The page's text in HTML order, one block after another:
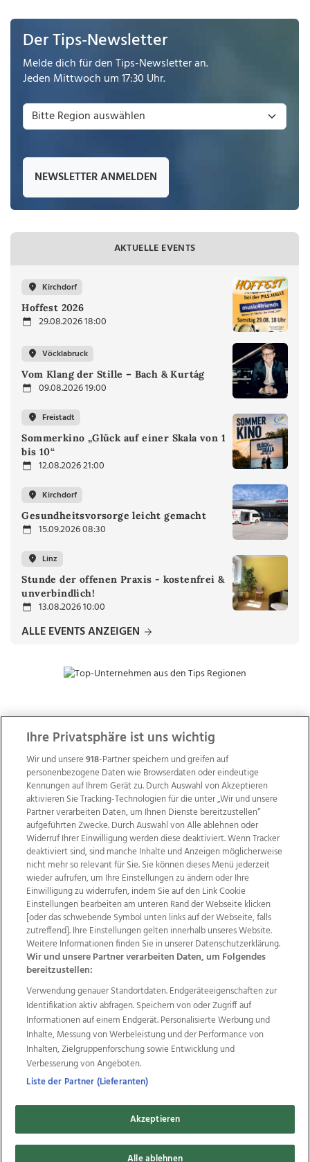
Der Tips-Newsletter
Melde dich für den Tips-Newsletter an.
Jeden Mittwoch um 17:30 Uhr.
NEWSLETTER ANMELDEN
AKTUELLE EVENTS
Kirchdorf
Hoffest 2026
29.08.2026 18:00
Vöcklabruck
Vom Klang der Stille – Bach & Kurtág
09.08.2026 19:00
Freistadt
Sommerkino „Glück auf einer Skala von 1
bis 10“
12.08.2026 21:00
Kirchdorf
Gesundheitsvorsorge leicht gemacht
15.09.2026 08:30
Linz
Stunde der offenen Praxis - kostenfrei &
unverbindlich!
13.08.2026 10:00
ALLE EVENTS ANZEIGEN
ZUR NACHRICHTENÜBERSICHT
Wir über uns Mediadaten Kontakt
Jobs
Datenschutz
Impressum
AGB Anzeigekunden
AGB Website
Ehrenkodex Politische Werbung
Weitere Angebote des Medienhauses Wimmer
TV1 di-mog-i.at OÖNow
Ischler Woche
Life Radio
OÖNachrichten
OÖN Immobilien
OÖN Karriere
OÖN Reise
Promenaden Galerien
Regionaljobs
wasistlos.at
Copyrights © 2026 Tips Zeitungs GmbH & Co KG
Ihre Privatsphäre ist uns wichtig
Wir und unsere918-Partner speichern und greifen auf
personenbezogene Daten wie Browserdaten oder eindeutige
Kennungen auf Ihrem Gerät zu. Durch Auswahl von Akzeptieren
aktivieren Sie Tracking-Technologien für die unter „Wir und unsere
Partner verarbeiten Daten, um Ihnen Dienste bereitzustellen“
aufgeführten Zwecke. Durch Auswahl von Alle ablehnen oder
Widerruf Ihrer Einwilligung werden diese deaktiviert. Wenn Tracker
deaktiviert sind, sind manche Inhalte und Anzeigen möglicherweise
nicht mehr so relevant für Sie. Sie können dieses Menü jederzeit
wieder aufrufen, um Ihre Einstellungen zu ändern oder Ihre
Einwilligung zu widerrufen, indem Sie auf den Link Cookie
Einstellungen bearbeiten am unteren Rand der Webseite klicken
[oder das schwebende Symbol unten links auf der Webseite, falls
zutreffend]. Ihre Einstellungen gelten innerhalb unseres Website.
Weitere Informationen finden Sie in unserer Datenschutzerklärung.
Wir und unsere Partner verarbeiten Daten, um Folgendes
bereitzustellen:
Verwendung genauer Standortdaten. Endgeräteeigenschaften zur
Identifikation aktiv abfragen. Speichern von oder Zugriff auf
Informationen auf einem Endgerät. Personalisierte Werbung und
Inhalte, Messung von Werbeleistung und der Performance von
Inhalten, Zielgruppenforschung sowie Entwicklung und
Verbesserung von Angeboten.
Liste der Partner (Lieferanten)
Akzeptieren
Alle ablehnen